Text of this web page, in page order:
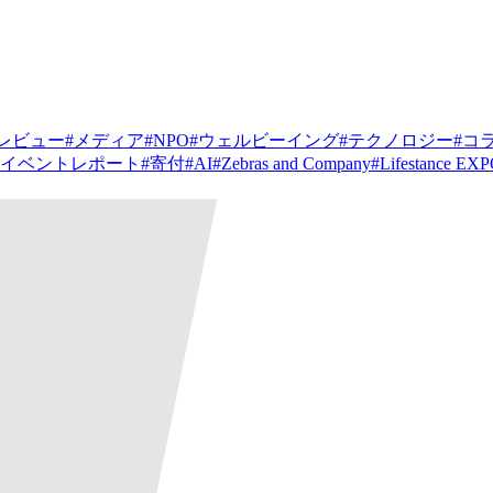
ビュー# メディア#NPO#ウェルビーイング#テクノロジー#コ
イベントレポート #寄付#AI#Zebras and Company#Lifestance